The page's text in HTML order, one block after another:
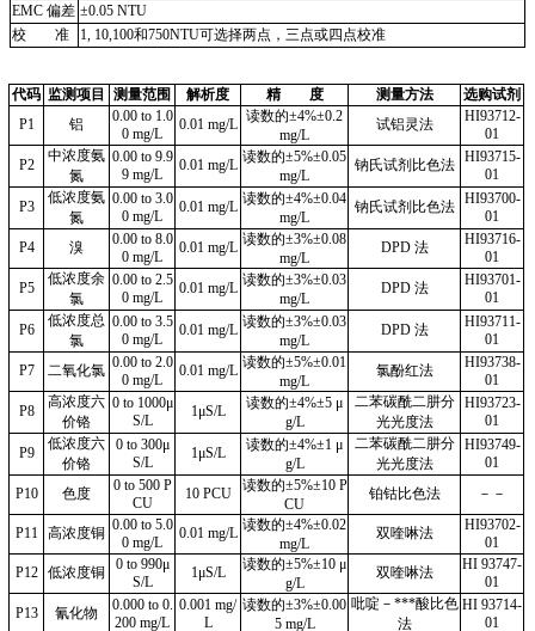
EMC 偏差 ±0.05 NTU
校 准
1, 10,100和750NTU可选择两点，三点或四点校准
代码 监测项目 测量范围 解析度 精 度 测量方法
选购试剂
P1
铝
0.00 to 1.0
0 mg/L
0.01 mg/L 读数的±4%±0.2
mg/L
试铝灵法
HI93712-
01
P2
中浓度氨
氮
0.00 to 9.9
9 mg/L
0.01 mg/L 读数的±5%±0.05
mg/L
钠氏试剂比色法 HI93715-
01
P3
低浓度氨
氮
0.00 to 3.0
0 mg/L
0.01 mg/L 读数的±4%±0.04
mg/L
钠氏试剂比色法 HI93700-
01
P4
溴
0.00 to 8.0
0 mg/L
0.01 mg/L 读数的±3%±0.08
mg/L
DPD 法
HI93716-
01
P5
低浓度余
氯
0.00 to 2.5
0 mg/L
0.01 mg/L 读数的±3%±0.03
mg/L
DPD 法
HI93701-
01
P6
低浓度总
氯
0.00 to 3.5
0 mg/L
0.01 mg/L 读数的±3%±0.03
mg/L
DPD 法
HI93711-
01
P7
二氧化氯 0.00 to 2.0
0 mg/L
0.01 mg/L 读数的±5%±0.01
mg/L
氯酚红法
HI93738-
01
P8
高浓度六
价铬
0 to 1000μ
S/L
1μS/L 读数的±4%±5 μ
g/L
二苯碳酰二肼分
光光度法
HI93723-
01
P9
低浓度六
价铬
0 to 300μ
S/L
1μS/L 读数的±4%±1 μ
g/L
二苯碳酰二肼分
光光度法
HI93749-
01
P10
色度
0 to 500 P
CU
10 PCU 读数的±5%±10 P
CU
铂钴比色法 －－
P11 高浓度铜 0.00 to 5.0
0 mg/L
0.01 mg/L 读数的±4%±0.02
mg/L
双喹啉法
HI93702-
01
P12
低浓度铜
0 to 990μ
S/L
1μS/L 读数的±5%±10 μ
g/L
双喹啉法
HI 93747-
01
P13
氰化物
0.000 to 0.
200 mg/L
0.001 mg/
L
读数的±3%±0.00
5 mg/L
吡啶－***酸比色
法
HI 93714-
01